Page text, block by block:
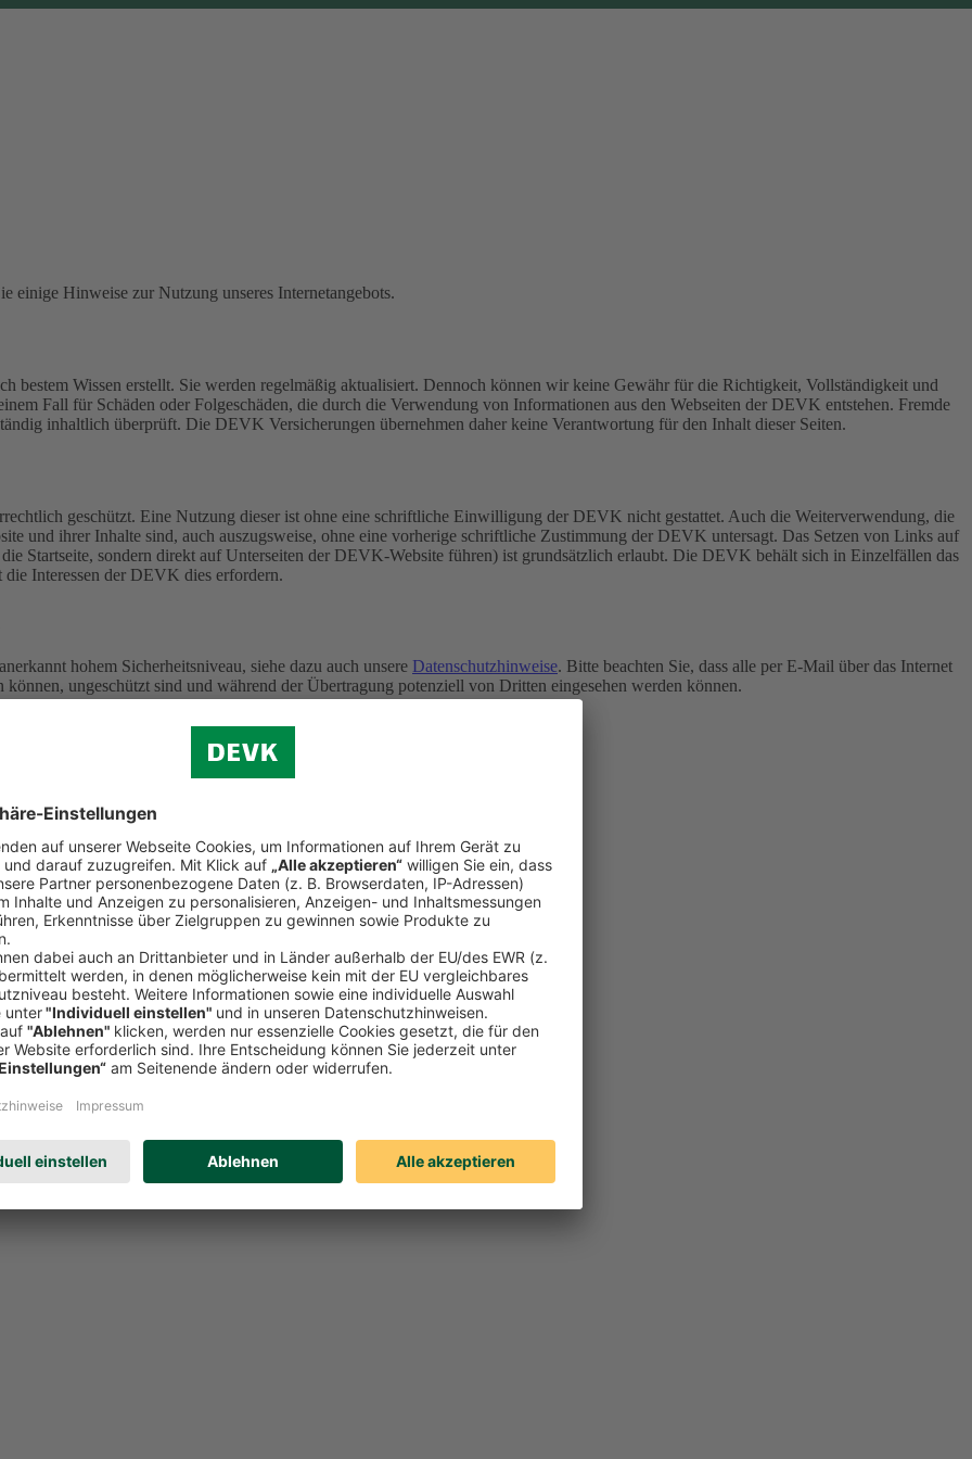
einige Hinweise zur Nutzung unseres Internetangebots.
bestem Wissen erstellt. Sie werden regelmäßig aktualisiert. Dennoch können wir keine Gewähr für die Richtigkeit, Vollständigkeit und
Fall für Schäden oder Folgeschäden, die durch die Verwendung von Informationen aus den Webseiten der DEVK entstehen. Fremde
inhaltlich überprüft. Die DEVK Versicherungen übernehmen daher keine Verantwortung für den Inhalt dieser Seiten.
geschützt. Eine Nutzung dieser ist ohne eine schriftliche Einwilligung der DEVK nicht gestattet. Auch die Weiterverwendung, die
und ihrer Inhalte sind, auch auszugsweise, ohne eine vorherige schriftliche Zustimmung der DEVK untersagt. Das Setzen von Links auf
Startseite, sondern direkt auf Unterseiten der DEVK-Website führen) ist grundsätzlich erlaubt. Die DEVK behält sich in Einzelfällen das
Interessen der DEVK dies erfordern.
hohem Sicherheitsniveau, siehe dazu auch unsere Datenschutzhinweise. Bitte beachten Sie, dass alle per E-Mail über das Internet
ungeschützt sind und während der Übertragung potenziell von Dritten eingesehen werden können.